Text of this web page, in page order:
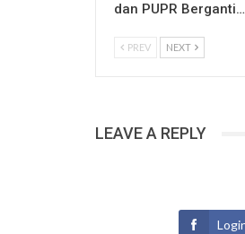
dan PUPR Berganti…
PREV NEXT
LEAVE A REPLY